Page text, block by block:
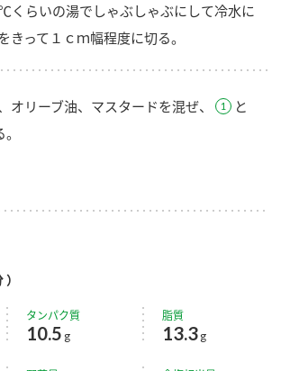
くらいの湯でしゃぶしゃぶにして冷水に
きって１ｃｍ幅程度に切る。
オリーブ油、マスタードを混ぜ、
と
タンパク質
10.5 g
脂質
13.3 g